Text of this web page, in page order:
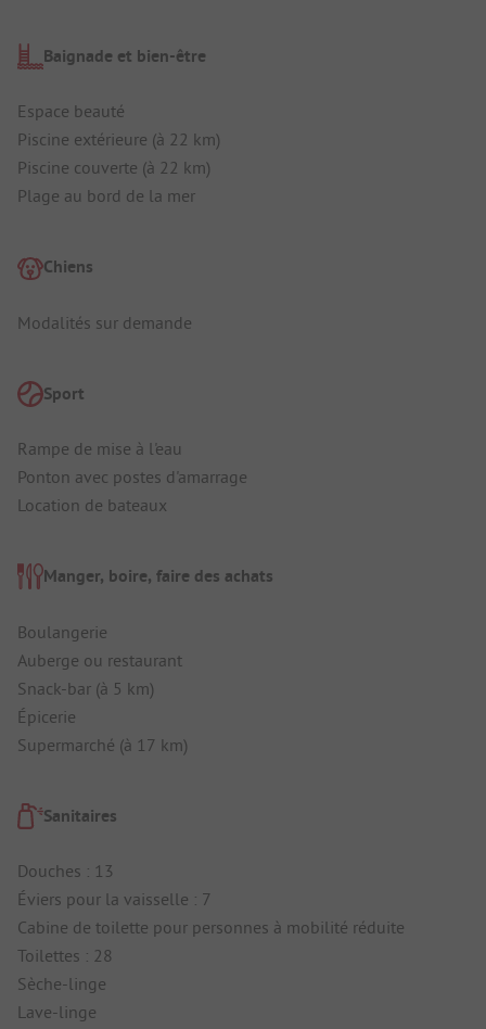
Baignade et bien-être
Espace beauté
Piscine extérieure (à 22 km)
Piscine couverte (à 22 km)
Plage au bord de la mer
Chiens
Modalités sur demande
Sport
Rampe de mise à l'eau
Ponton avec postes d'amarrage
Location de bateaux
Manger, boire, faire des achats
Boulangerie
Auberge ou restaurant
Snack-bar (à 5 km)
Épicerie
Supermarché (à 17 km)
Sanitaires
Douches : 13
Éviers pour la vaisselle : 7
Cabine de toilette pour personnes à mobilité réduite
Toilettes : 28
Sèche-linge
Lave-linge